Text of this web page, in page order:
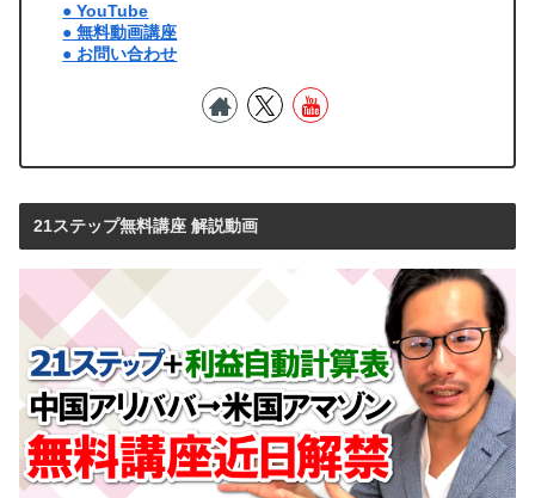
● YouTube
● 無料動画講座
● お問い合わせ
21ステップ無料講座 解説動画